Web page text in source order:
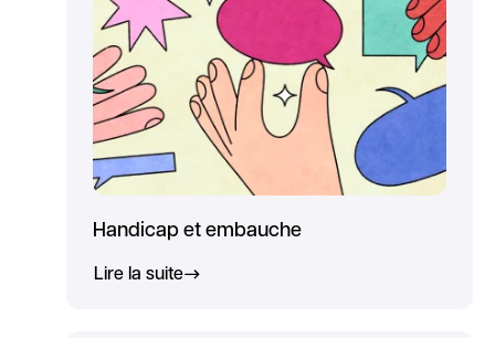
Handicap et embauche
Lire la suite